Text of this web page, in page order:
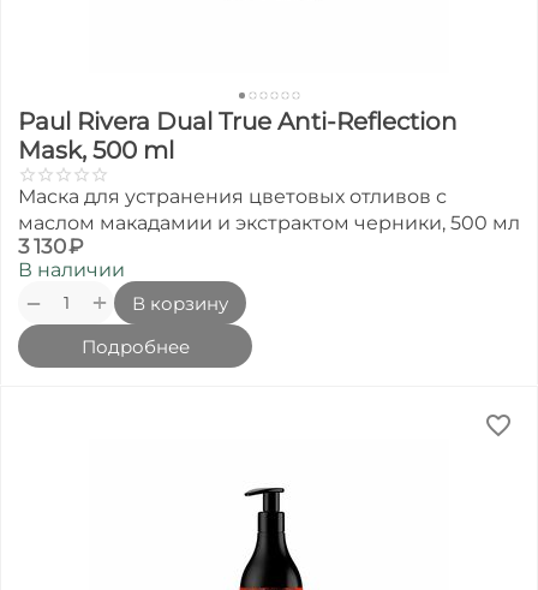
Paul Rivera Dual True Anti-Reflection
Mask, 500 ml
Маска для устранения цветовых отливов с
маслом макадамии и экстрактом черники, 500 мл
3 130₽
В наличии
+
−
В корзину
Подробнее